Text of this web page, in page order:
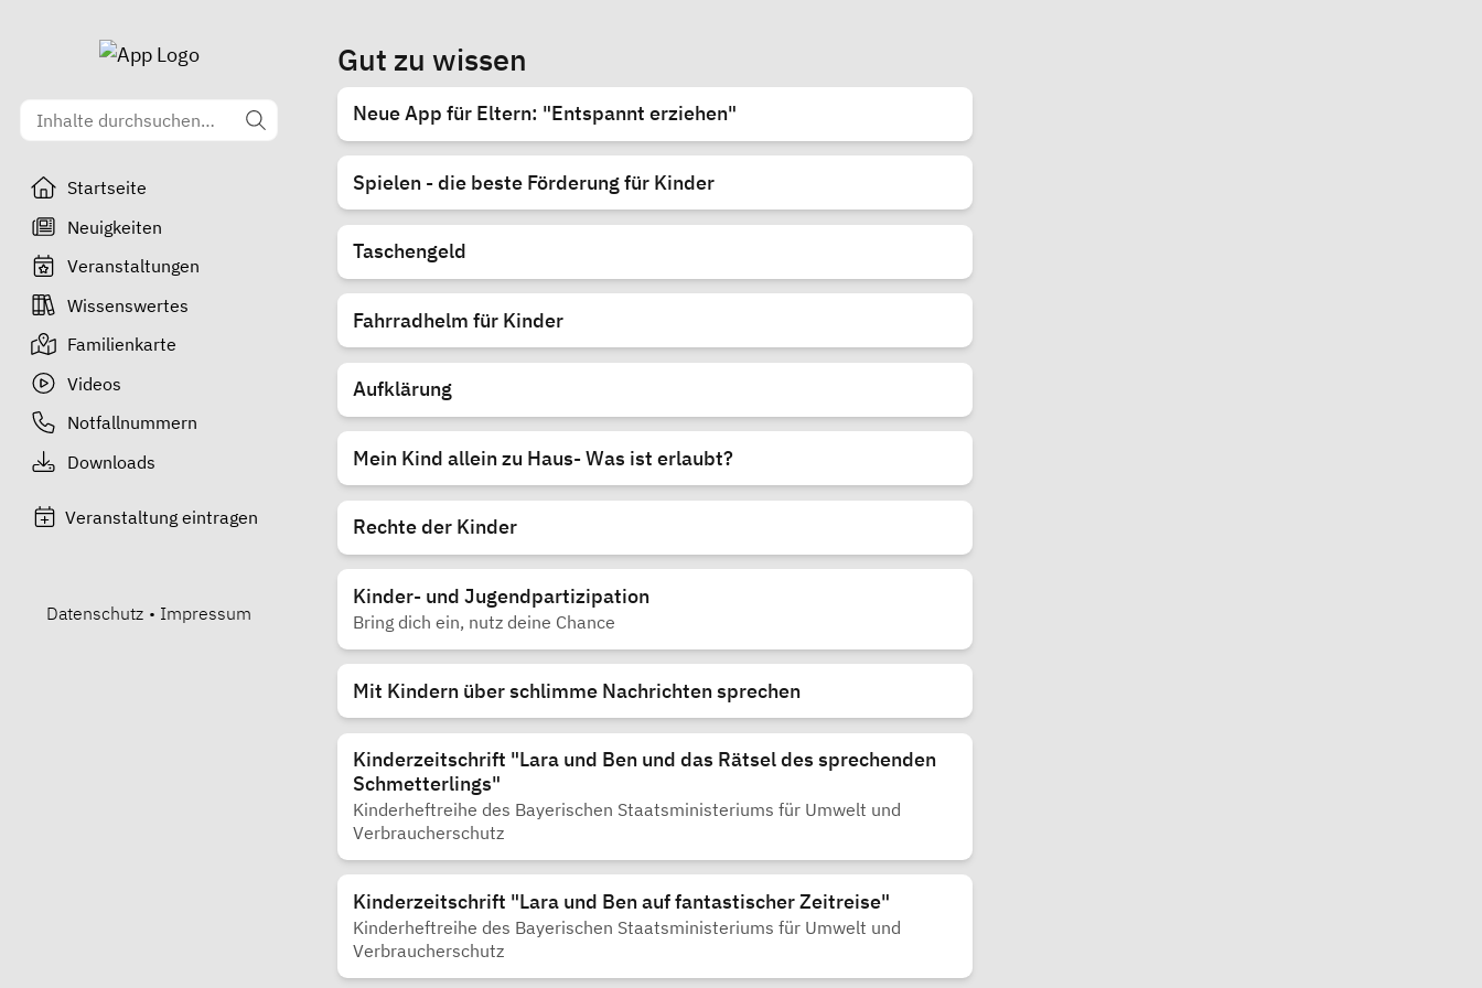
Startseite
Neuigkeiten
Veranstaltungen
Wissenswertes
Familienkarte
Videos
Notfallnummern
Downloads
Veranstaltung eintragen
Datenschutz • Impressum
Gut zu wissen
Neue App für Eltern: "Entspannt erziehen"
Spielen - die beste Förderung für Kinder
Taschengeld
Fahrradhelm für Kinder
Aufklärung
Mein Kind allein zu Haus- Was ist erlaubt?
Rechte der Kinder
Kinder- und Jugendpartizipation
Bring dich ein, nutz deine Chance
Mit Kindern über schlimme Nachrichten sprechen
Kinderzeitschrift "Lara und Ben und das Rätsel des sprechenden
Schmetterlings"
Kinderheftreihe des Bayerischen Staatsministeriums für Umwelt und
Verbraucherschutz
Kinderzeitschrift "Lara und Ben auf fantastischer Zeitreise"
Kinderheftreihe des Bayerischen Staatsministeriums für Umwelt und
Verbraucherschutz